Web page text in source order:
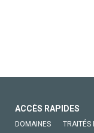
ACCÈS RAPIDES
DOMAINES TRAITÉS